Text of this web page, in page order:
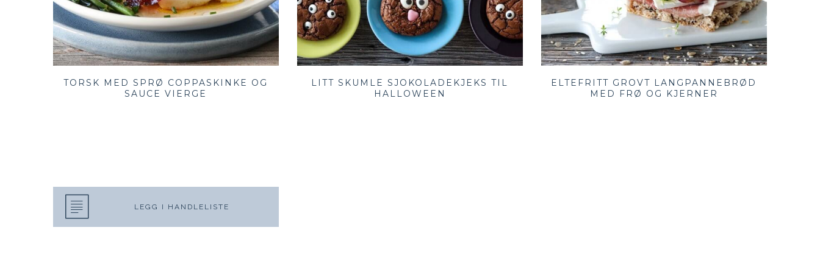
TORSK MED SPRØ COPPASKINKE OG
SAUCE VIERGE
LITT SKUMLE SJOKOLADEKJEKS TIL
HALLOWEEN
ELTEFRITT GROVT LANGPANNEBRØD
MED FRØ OG KJERNER
LEGG I HANDLELISTE